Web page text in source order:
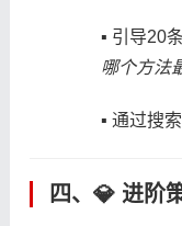
▪️ 引导20
哪个方法
▪️ 通过搜
四、💎 ​ 进阶